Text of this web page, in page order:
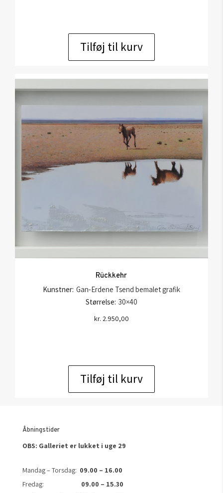
Tilføj til kurv
Rückkehr
Kunstner: Gan-Erdene Tsend bemalet grafik
Størrelse: 30×40
kr. 2.950,00
Tilføj til kurv
Åbningstider
OBS: Galleriet er lukket i uge 29
Mandag – Torsdag: 09.00 – 16.00
Fredag: 09.00 – 15.30